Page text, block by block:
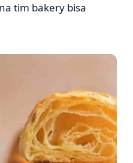
tim bakery bisa